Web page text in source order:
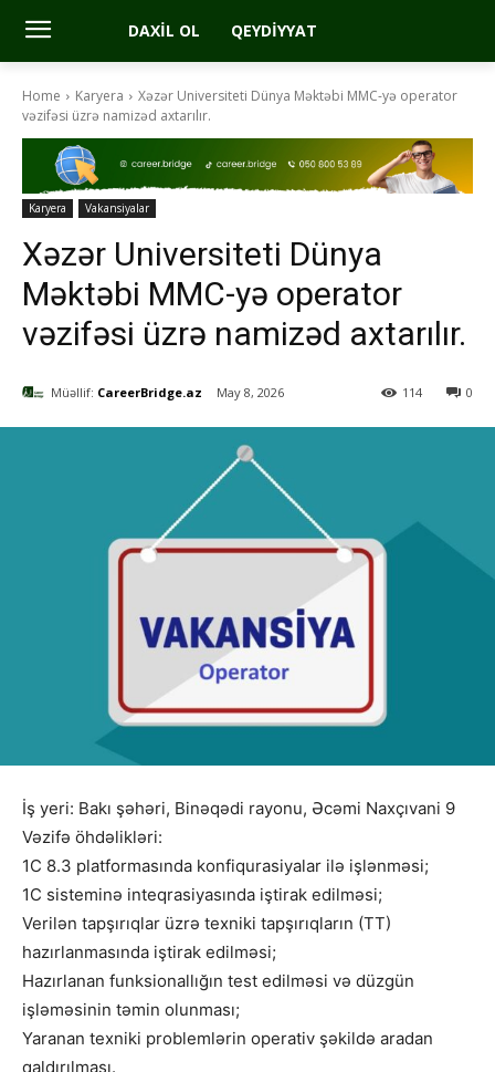
DAXIL OL QEYDIYYAT
Home Karyera
Xəzər Universiteti Dünya Məktəbi MMC-yə operator
vəzifəsi üzrə namizəd axtarılır.
Karyera Vakansiyalar
Xəzər Universiteti Dünya
Məktəbi MMC-yə operator
vəzifəsi üzrə namizəd axtarılır.
Müəllif: CareerBridge.az May 8, 2026 0
114
İş yeri: Bakı şəhəri, Binəqədi rayonu, Əcəmi Naxçıvani 9
Vəzifə öhdəlikləri:
1C 8.3 platformasında konfiqurasiyalar ilə işlənməsi;
1C sisteminə inteqrasiyasında iştirak edilməsi;
Verilən tapşırıqlar üzrə texniki tapşırıqların (TT)
hazırlanmasında iştirak edilməsi;
Hazırlanan funksionallığın test edilməsi və düzgün
işləməsinin təmin olunması;
Yaranan texniki problemlərin operativ şəkildə aradan
qaldırılması.